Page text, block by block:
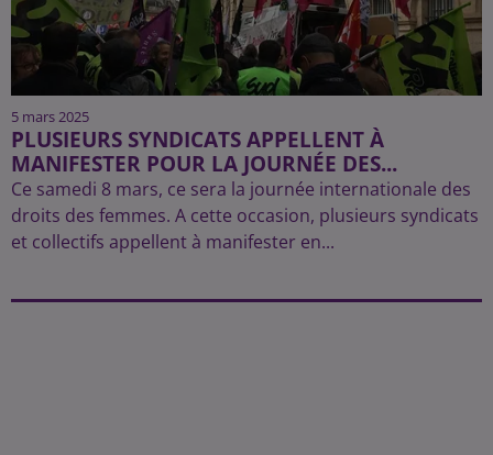
5 mars 2025
PLUSIEURS SYNDICATS APPELLENT À
MANIFESTER POUR LA JOURNÉE DES...
Ce samedi 8 mars, ce sera la journée internationale des
droits des femmes. A cette occasion, plusieurs syndicats
et collectifs appellent à manifester en...